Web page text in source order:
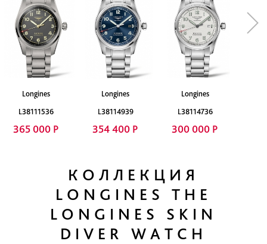
Longines
L38111536
365 000 Р
Longines
L38114939
354 400 Р
Longines
L38114736
300 000 Р
КОЛЛЕКЦИЯ
LONGINES THE
LONGINES SKIN
DIVER WATCH